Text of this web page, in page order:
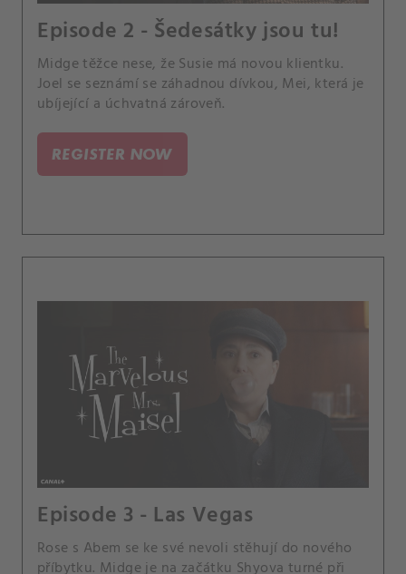
Episode 2 - Šedesátky jsou tu!
Midge těžce nese, že Susie má novou klientku.
Joel se seznámí se záhadnou dívkou, Mei, která je
ubíjející a úchvatná zároveň.
REGISTER NOW
Episode 3 - Las Vegas
Rose s Abem se ke své nevoli stěhují do nového
příbytku. Midge je na začátku Shyova turné při